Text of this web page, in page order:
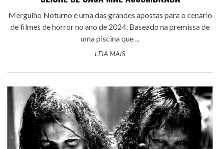
Mergulho Noturno é uma das grandes apostas para o cenário
de filmes de horror no ano de 2024. Baseado na premissa de
uma piscina que ...
LEIA MAIS